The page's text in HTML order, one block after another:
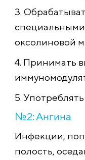
3.
оксолиновой
4. Принимать
5.
№2: Ангина
Инфекции,
полость,